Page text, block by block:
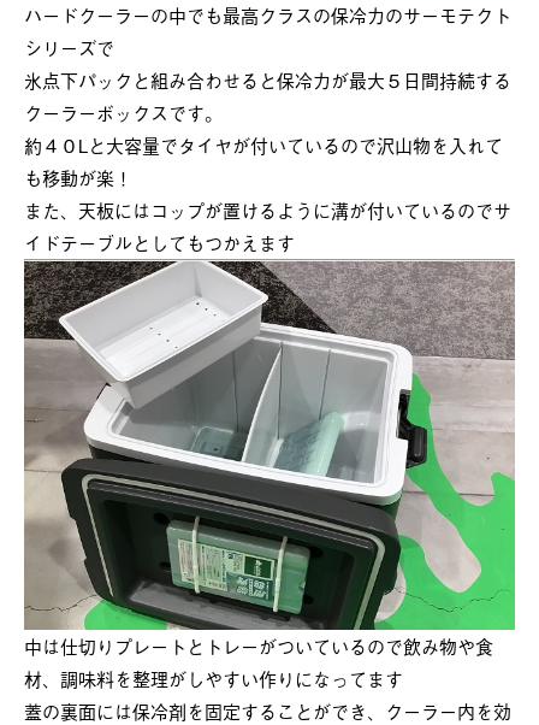
ハードクーラーの中でも最高クラスの保冷力のサーモテクト
シリーズで
氷点下パックと組み合わせると保冷力が最大５日間持続する
クーラーボックスです。
約４０Lと大容量でタイヤが付いているので沢山物を入れて
も移動が楽！
また、天板にはコップが置けるように溝が付いているのでサ
イドテーブルとしてもつかえます
中は仕切りプレートとトレーがついているので飲み物や食
材、調味料を整理がしやすい作りになってます
蓋の裏面には保冷剤を固定することができ、クーラー内を効